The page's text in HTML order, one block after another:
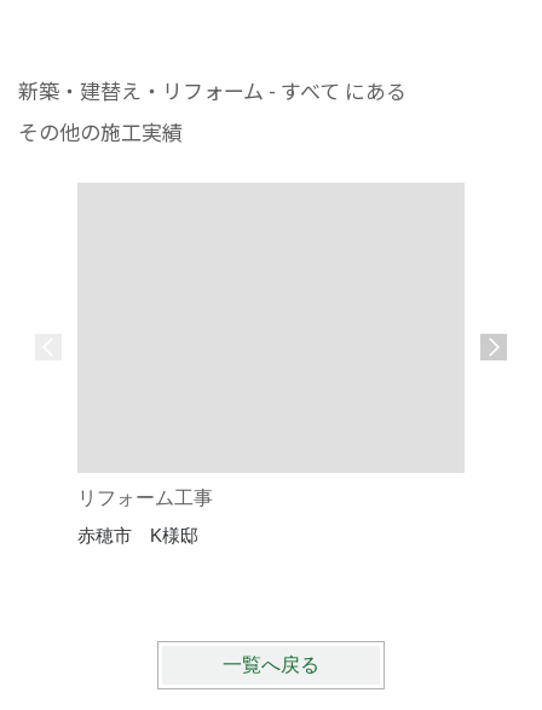
新築・建替え・リフォーム - すべて にある
その他の施工実績
リフォーム工事
赤穂市 K様邸
一覧へ戻る